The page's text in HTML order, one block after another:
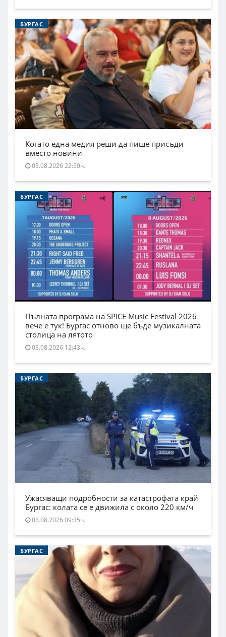
БУРГАС
Когато една медия реши да пише присъди
вместо новини
03.08.2026 22:50ч.
БУРГАС
Пълната програма на SPICE Music Festival 2026
вече е тук! Бургас отново ще бъде музикалната
столица на лятото
03.08.2026 12:43ч.
БУРГАС
Ужасяващи подробности за катастрофата край
Бургас: колата се е движила с около 220 км/ч
03.08.2026 09:35ч.
БУРГАС